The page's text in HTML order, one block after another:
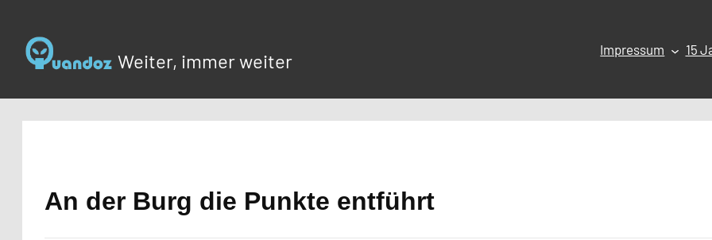
springen
Weiter, immer weiter
Impressum 15
An der Burg die Punkte entführt